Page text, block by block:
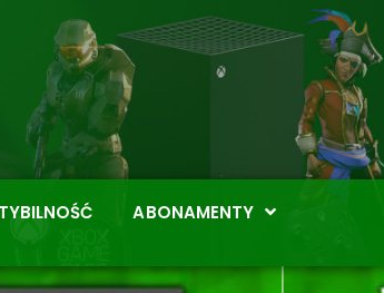
ABONAMENTY